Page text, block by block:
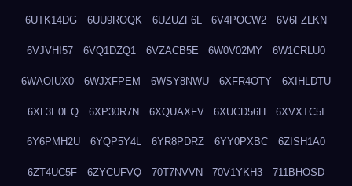
6UTK14DG 6UU9ROQK 6UZUZF6L 6V4POCW2 6V6FZLKN
6VJVHI57 6VQ1DZQ1 6VZACB5E 6W0V02MY 6W1CRLU0
6WAOIUX0 6WJXFPEM 6WSY8NWU 6XFR4OTY 6XIHLDTU
6XL3E0EQ 6XP30R7N 6XQUAXFV 6XUCD56H 6XVXTC5I
6Y6PMH2U 6YQP5Y4L 6YR8PDRZ 6YY0PXBC 6ZISH1A0
6ZT4UC5F 6ZYCUFVQ 70T7NVVN 70V1YKH3 711BHOSD